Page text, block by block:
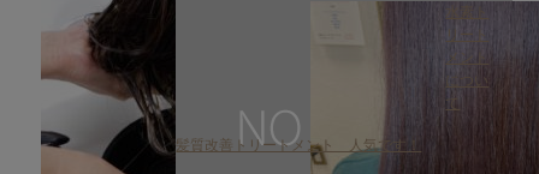
リート
メント
につい
て
髪質改善トリートメント 人気です！